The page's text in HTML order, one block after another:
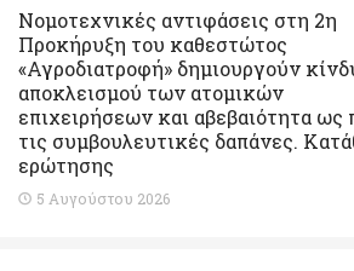
Νομοτεχνικές αντιφάσεις στη 2η
Προκήρυξη του καθεστώτος
«Αγροδιατροφή» δημιουργούν
αποκλεισμού των ατομικών
επιχειρήσεων και αβεβαιότητα ως
τις συμβουλευτικές δαπάνες.
ερώτησης
5 Αυγούστου 2026